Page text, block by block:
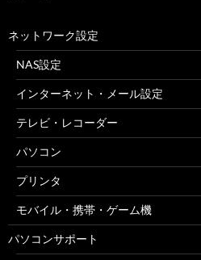
ネットワーク設定
NAS設定
インターネット・メール設定
テレビ・レコーダー
パソコン
プリンタ
モバイル・携帯・ゲーム機
パソコンサポート